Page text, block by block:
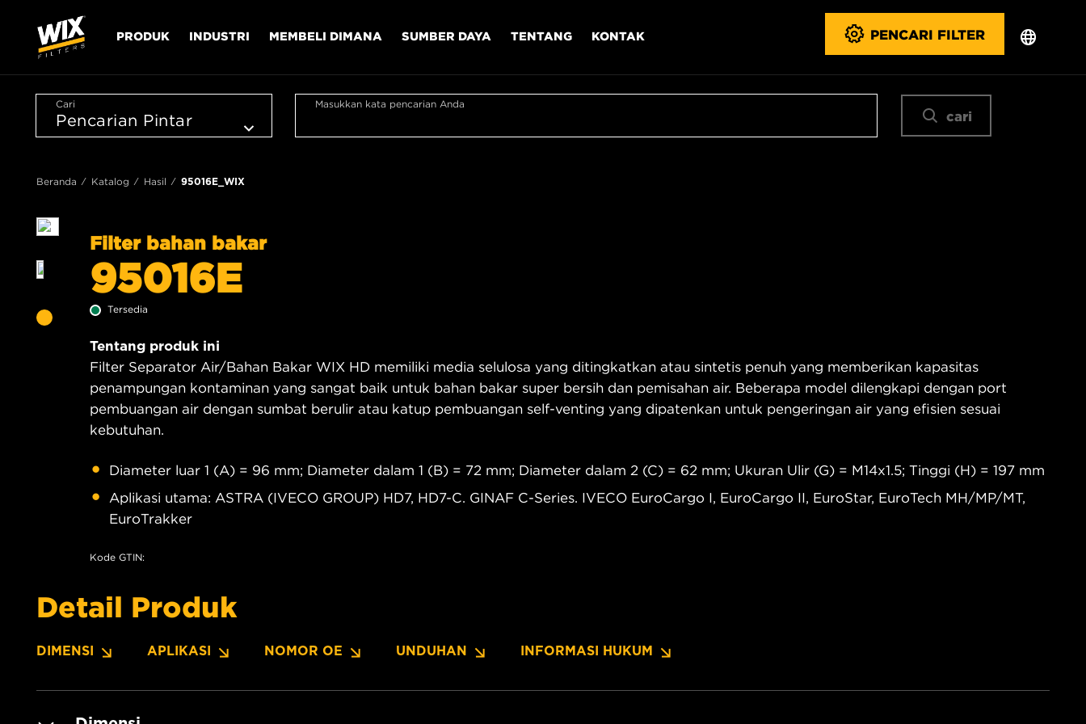
PRODUK INDUSTRI MEMBELI DIMANA SUMBER DAYA TENTANG KONTAK PENCARI FILTER
Cari Masukkan kata pencarian Anda
cari
Beranda Katalog Hasil 95016E_WIX
Filter bahan bakar
95016E
Tersedia
Tentang produk ini
Filter Separator Air/Bahan Bakar WIX HD memiliki media selulosa yang ditingkatkan atau sintetis penuh yang memberikan kapasitas
penampungan kontaminan yang sangat baik untuk bahan bakar super bersih dan pemisahan air. Beberapa model dilengkapi dengan port
pembuangan air dengan sumbat berulir atau katup pembuangan self-venting yang dipatenkan untuk pengeringan air yang efisien sesuai
kebutuhan.
Diameter luar 1 (A) = 96 mm; Diameter dalam 1 (B) = 72 mm; Diameter dalam 2 (C) = 62 mm; Ukuran Ulir (G) = M14x1.5; Tinggi (H) = 197 mm
Aplikasi utama: ASTRA (IVECO GROUP) HD7, HD7-C. GINAF C-Series. IVECO EuroCargo I, EuroCargo II, EuroStar, EuroTech MH/MP/MT,
EuroTrakker
Kode GTIN:
Detail Produk
DIMENSI APLIKASI NOMOR OE UNDUHAN INFORMASI HUKUM